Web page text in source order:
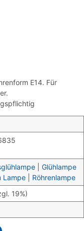
E14. Für
Glühlampe
Lampe
Röhrenlampe
19%)